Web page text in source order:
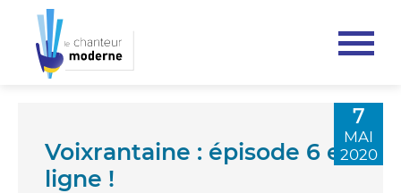
7
MAI
2020
Voixrantaine : épisode 6 en
ligne !